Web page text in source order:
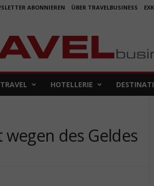
ABONNIEREN ÜBER TRAVELBUSINESS
HOTELLERIE
wegen des Geldes